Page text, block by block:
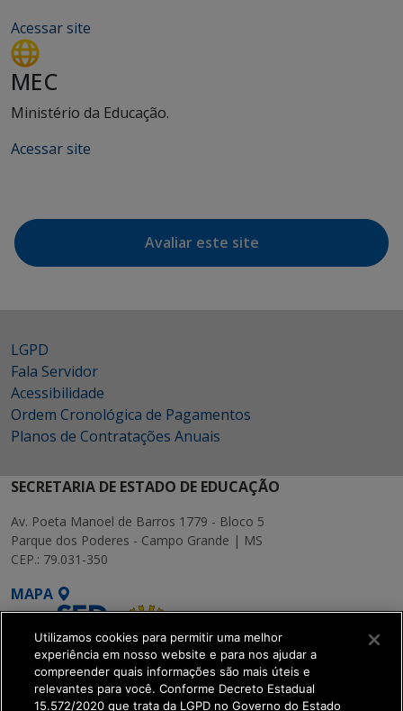
Acessar site
MEC
Ministério da Educação.
Acessar site
Avaliar este site
LGPD
Fala Servidor
Acessibilidade
Ordem Cronológica de Pagamentos
Planos de Contratações Anuais
SECRETARIA DE ESTADO DE EDUCAÇÃO
Av. Poeta Manoel de Barros 1779 - Bloco 5
Parque dos Poderes - Campo Grande | MS
CEP.: 79.031-350
MAPA
Utilizamos cookies para permitir uma melhor
experiência em nosso website e para nos ajudar a
compreender quais informações são mais úteis e
relevantes para você. Conforme Decreto Estadual
15.572/2020 que trata da LGPD no Governo do Estado